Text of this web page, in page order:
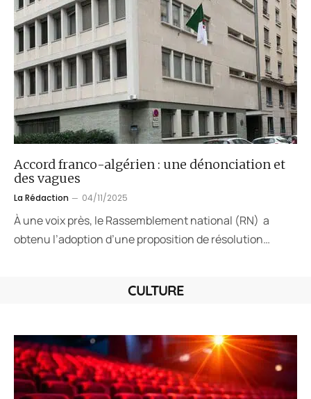
Accord franco-algérien : une dénonciation et
des vagues
La Rédaction 04/11/2025
À une voix près, le Rassemblement national (RN) a
obtenu l’adoption d’une proposition de résolution…
CULTURE